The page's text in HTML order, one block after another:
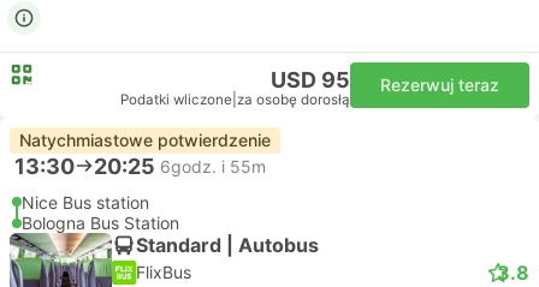
USD 95
Podatki wliczone za osobę dorosłą
Rezerwuj teraz
Natychmiastowe potwierdzenie
13:30 20:25 6godz. i 55m
Nice Bus station
Bologna Bus Station
Standard | Autobus
FlixBus 3.8